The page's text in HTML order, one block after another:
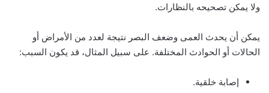
ولا يمكن تصحيحه بالنظارات.
يمكن أن يحدث العمى وضعف البصر نتيجة لعدد من الأمراض أو
الحالات أو الحوادث المختلفة. على سبيل المثال، قد يكون السبب:
إصابة خلقية.